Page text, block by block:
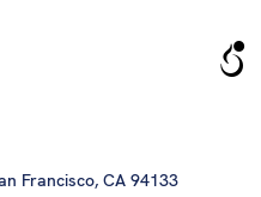
Francisco, CA 94133